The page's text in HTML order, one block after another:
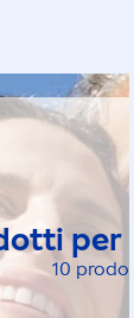
per
10